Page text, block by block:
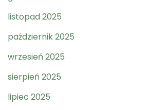
listopad 2025
październik 2025
wrzesień 2025
sierpień 2025
lipiec 2025